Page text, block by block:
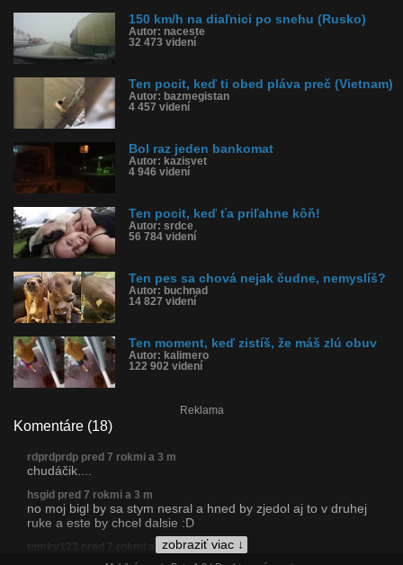
150 km/h na diaľnici po snehu (Rusko)
Autor: naceste
32 473 videní
Ten pocit, keď ti obed pláva preč (Vietnam)
Autor: bazmegistan
4 457 videní
Bol raz jeden bankomat
Autor: kazisvet
4 946 videní
Ten pocit, keď ťa priľahne kôň!
Autor: srdce
56 784 videní
Ten pes sa chová nejak čudne, nemyslíš?
Autor: buchnad
14 827 videní
Ten moment, keď zistíš, že máš zlú obuv
Autor: kalimero
122 902 videní
Reklama
Komentáre (18)
zobraziť viac ↓
rdprdprdp pred 7 rokmi a 3 m
chudáčik....
hsgid pred 7 rokmi a 3 m
no moj bigl by sa stym nesral a hned by zjedol aj to v druhej
ruke a este by chcel dalsie :D
tomky123 pred 7 rokmi a 3 m
Strašně tragikomické :D jako když umře klaun